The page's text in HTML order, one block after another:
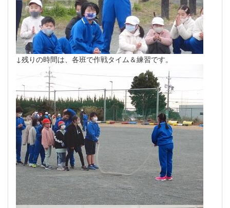
↓残りの時間は、各班で作戦タイム＆練習です。